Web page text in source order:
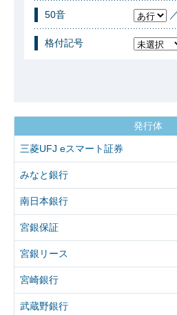
50音 ／
格付記号
発行体
三菱UFJ eスマート証券
みなと銀行
南日本銀行
宮銀保証
宮銀リース
宮崎銀行
武蔵野銀行